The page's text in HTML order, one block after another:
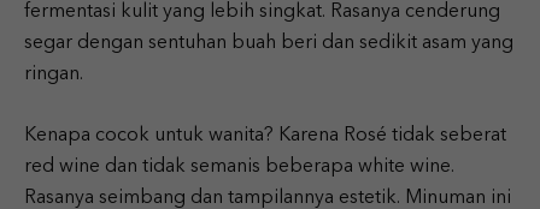
fermentasi kulit yang lebih singkat. Rasanya cenderung
segar dengan sentuhan buah beri dan sedikit asam yang
ringan.
Kenapa cocok untuk wanita? Karena Rosé tidak seberat
red wine dan tidak semanis beberapa white wine.
Rasanya seimbang dan tampilannya estetik. Minuman ini